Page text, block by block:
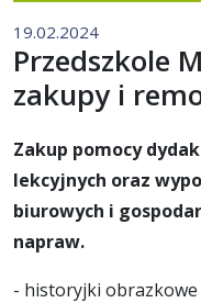
19.02.2024
Przedszkole
zakupy i
Zakup pomocy
lekcyjnych oraz
biurowych i
napraw.
- historyjki obrazkowe